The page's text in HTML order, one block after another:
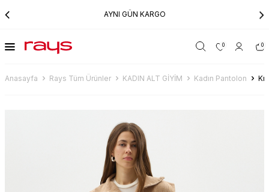
AYNI GÜN KARGO
0 0
Anasayfa Rays Tüm Ürünler KADIN ALT GİYİM Kadın Pantolon